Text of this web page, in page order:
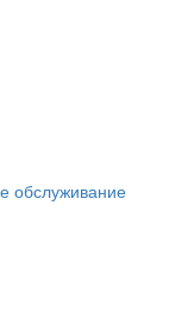
обслуживание